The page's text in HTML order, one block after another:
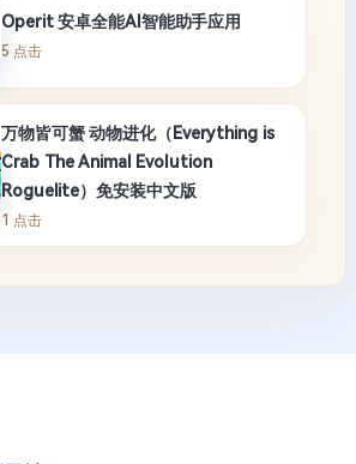
Operit 安卓全能AI智能助手应用
5 点击
万物皆可蟹 动物进化（Everything is
Crab The Animal Evolution
Roguelite）免安装中文版
1 点击